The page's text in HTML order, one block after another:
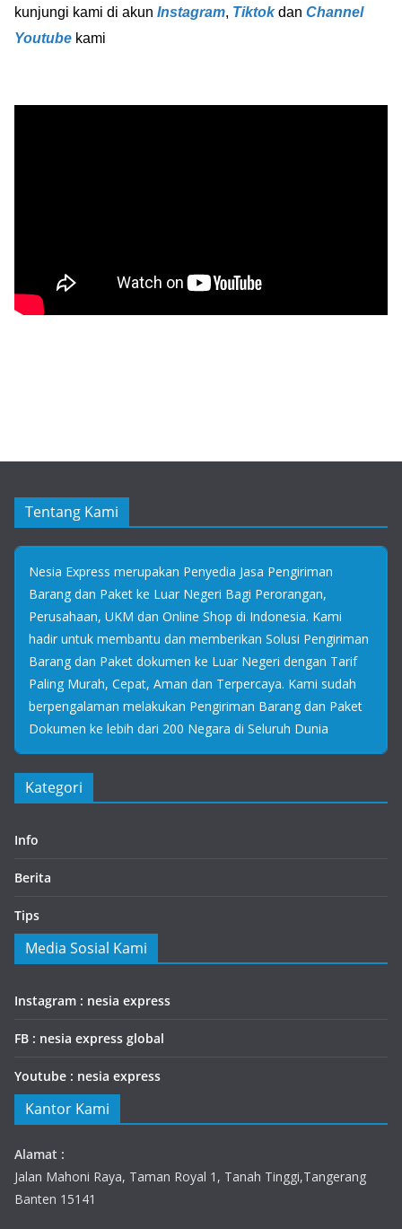
kunjungi kami di akun Instagram, Tiktokdan Channel
Youtube kami
Tentang Kami
Nesia Express merupakan Penyedia Jasa Pengiriman
Barang dan Paket ke Luar Negeri Bagi Perorangan,
Perusahaan, UKM dan Online Shop di Indonesia. Kami
hadir untuk membantu dan memberikan Solusi Pengiriman
Barang dan Paket dokumen ke Luar Negeri dengan Tarif
Paling Murah, Cepat, Aman dan Terpercaya. Kami sudah
berpengalaman melakukan Pengiriman Barang dan Paket
Dokumen ke lebih dari 200 Negara di Seluruh Dunia
Kategori
Info
Berita
Tips
Media Sosial Kami
Instagram : nesia express
FB : nesia express global
Youtube : nesia express
Kantor Kami
Alamat :
Jalan Mahoni Raya, Taman Royal 1, Tanah Tinggi,Tangerang
Banten 15141